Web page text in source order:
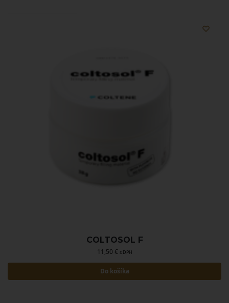
COLTOSOL F
11,50 € s DPH
Do košíka